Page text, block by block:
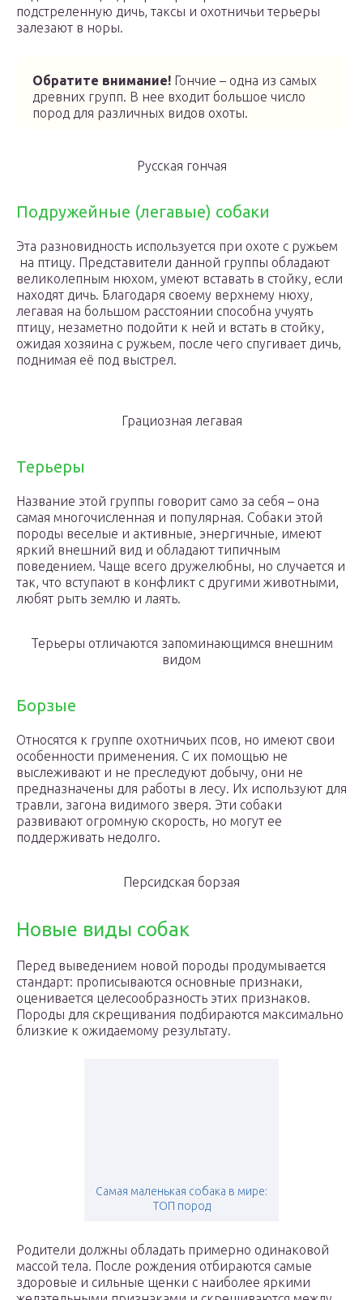
подстреленную дичь, таксы и охотничьи терьеры
залезают в норы.
Обратите внимание! Гончие – одна из самых
древних групп. В нее входит большое число
пород для различных видов охоты.
Русская гончая
Подружейные (легавые) собаки
Эта разновидность используется при охоте с ружьем
на птицу. Представители данной группы обладают
великолепным нюхом, умеют вставать в стойку, если
находят дичь. Благодаря своему верхнему нюху,
легавая на большом расстоянии способна учуять
птицу, незаметно подойти к ней и встать в стойку,
ожидая хозяина с ружьем, после чего спугивает дичь,
поднимая её под выстрел.
Грациозная легавая
Терьеры
Название этой группы говорит само за себя – она
самая многочисленная и популярная. Собаки этой
породы веселые и активные, энергичные, имеют
яркий внешний вид и обладают типичным
поведением. Чаще всего дружелюбны, но случается и
так, что вступают в конфликт с другими животными,
любят рыть землю и лаять.
Терьеры отличаются запоминающимся внешним
видом
Борзые
Относятся к группе охотничьих псов, но имеют свои
особенности применения. С их помощью не
выслеживают и не преследуют добычу, они не
предназначены для работы в лесу. Их используют для
травли, загона видимого зверя. Эти собаки
развивают огромную скорость, но могут ее
поддерживать недолго.
Персидская борзая
Новые виды собак
Перед выведением новой породы продумывается
стандарт: прописываются основные признаки,
оценивается целесообразность этих признаков.
Породы для скрещивания подбираются максимально
близкие к ожидаемому результату.
Самая маленькая собака в мире:
ТОП пород
Родители должны обладать примерно одинаковой
массой тела. После рождения отбираются самые
здоровые и сильные щенки с наиболее яркими